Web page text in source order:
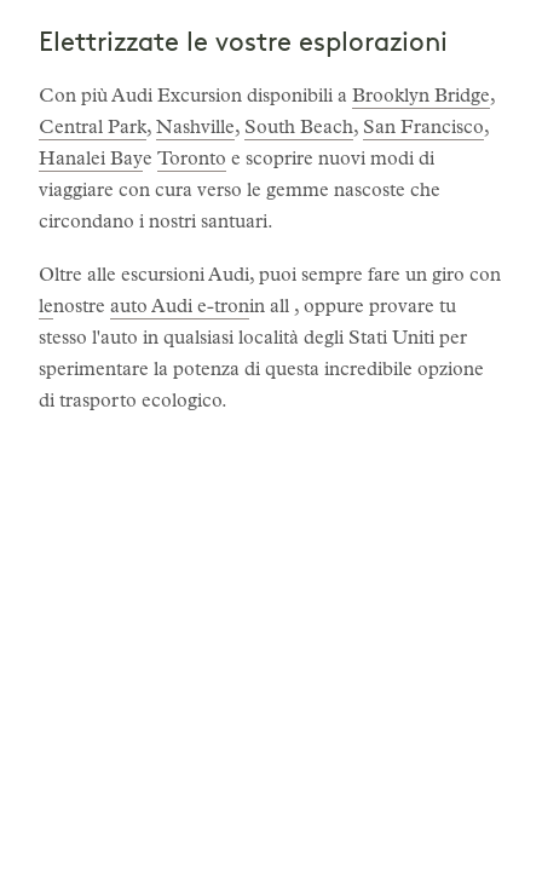
Elettrizzate le vostre esplorazioni
Con più Audi Excursion disponibili a Brooklyn Bridge,
Central Park, Nashville, South Beach, San Francisco,
Hanalei Baye Toronto e scoprire nuovi modi di
viaggiare con cura verso le gemme nascoste che
circondano i nostri santuari.
Oltre alle escursioni Audi, puoi sempre fare un giro con
lenostre auto Audi e-tronin all , oppure provare tu
stesso l'auto in qualsiasi località degli Stati Uniti per
sperimentare la potenza di questa incredibile opzione
di trasporto ecologico.